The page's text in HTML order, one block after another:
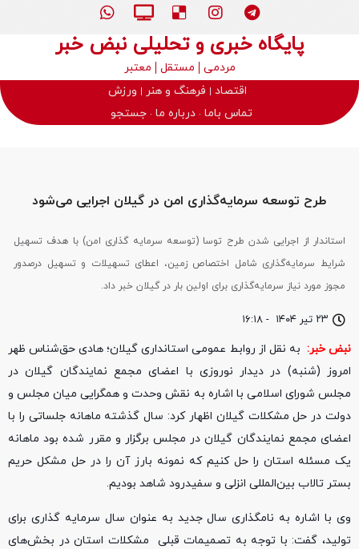
پایگاه خبری و تحلیلی نبض خبر
مردمی مستقل
معتبر
اقتصاد
فرهنگ و هنر
ورزش
تماس باما درباره ما جستجو
۲۳ تیر ۱۴۰۴ - ۱۶:۱۸
طرح توسعه سرمایه‌گذاری امن در گیلان اجرایی می‌شود
استاندار از اجرایی شدن طرح توسا (توسعه سرمایه گذاری امن) با هدف تسهیل
شرایط سرمایه‌گذاری شامل اختصاص زمین، اعطای تسهیلات و تسهیل درصدور
مجوز مورد نیاز سرمایه‌گذاری برای اولین بار در گیلان خبر داد.
نبض خبر: به نقل از روابط عمومی استانداری گیلان؛ هادی حق‌شناس ظهر
امروز (شنبه) در دیدار نوروزی با اعضای مجمع نمایندگان گیلان در
مجلس شورای اسلامی با اشاره به نقش وحدت و همگرایی میان مجلس و
دولت در حل مشکلات گیلان اظهار کرد: سال گذشته ماهانه جلساتی‌ را با
اعضای مجمع نمایندگان گیلان در مجلس برگزار و مقرر شده بود ماهانه
یک مسئله استان را حل کنیم که نمونه بارز آن را در حل مشکل حریم
بستر تالاب‌ بین‌المللی انزلی و سفیدرود شاهد بودیم.
وی با اشاره به نامگذاری سال جدید به عنوان سال سرمایه گذاری برای
تولید، گفت: با توجه به تصمیمات قبلی مشکلات استان در بخش‌های